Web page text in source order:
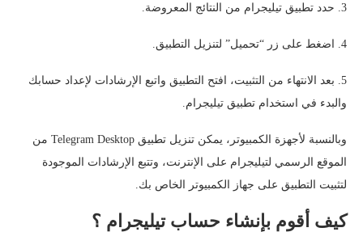
3. حدد تطبيق تيليجرام من النتائج المعروضة.
4. اضغط على زر “تحميل” لتنزيل التطبيق.
5. بعد الانتهاء من التثبيت، افتح التطبيق واتبع الإرشادات لإعداد حسابك
والبدء في استخدام تطبيق تيليجرام.
وبالنسبة لأجهزة الكمبيوتر، يمكن تنزيل تطبيق Telegram Desktop من
الموقع الرسمي لتيليجرام على الإنترنت، وتتبع الإرشادات الموجودة
لتثبيت التطبيق على جهاز الكمبيوتر الخاص بك.
كيف أقوم بإنشاء حساب تيليجرام ؟